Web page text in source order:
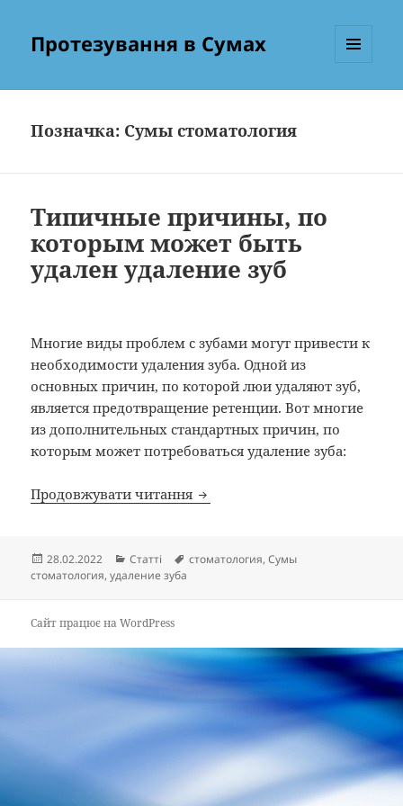
Протезування в Сумах
Позначка: Сумы стоматология
Типичные причины, по
которым может быть
удален удаление зуб
Многие виды проблем с зубами могут привести к
необходимости удаления зуба. Одной из
основных причин, по которой люи удаляют зуб,
является предотвращение ретенции. Вот многие
из дополнительных стандартных причин, по
которым может потребоваться удаление зуба:
Продовжувати читання Типичные причины, по
Опубліковано
28.02.2022 Категорії
Статті Позначки
стоматология,Сумы
стоматология,удаление зуба
Сайт працює на WordPress